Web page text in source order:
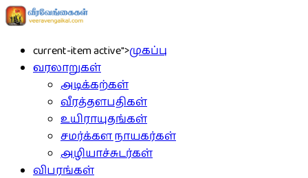
current-item active">முகப்பு
வரலாறுகள்
அடிக்கற்கள்
வீரத்தளபதிகள்
உயிராயுதங்கள்
சமர்க்கள நாயகர்கள்
அழியாச்சுடர்கள்
விபரங்கள்